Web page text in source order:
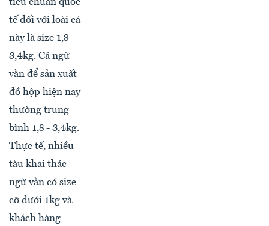
tế đối với loài cá
này là size 1,8 -
3,4kg. Cá ngừ
vằn để sản xuất
đồ hộp hiện nay
thường trung
bình 1,8 - 3,4kg.
Thực tế, nhiều
tàu khai thác
ngừ vằn có size
cỡ dưới 1kg và
khách hàng